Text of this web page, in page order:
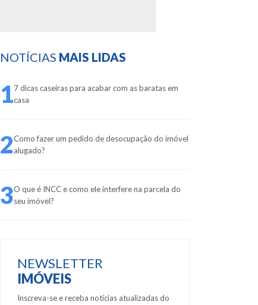
NOTÍCIAS MAIS LIDAS
17 dicas caseiras para acabar com as baratas em
casa
2Como fazer um pedido de desocupação do imóvel
alugado?
3O que é INCC e como ele interfere na parcela do
seu imóvel?
NEWSLETTER
IMÓVEIS
Inscreva-se e receba notícias atualizadas do